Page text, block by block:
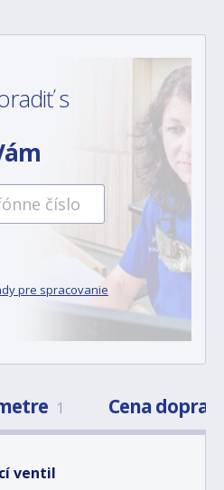
s
pre spracovanie
1 Cena
ventil